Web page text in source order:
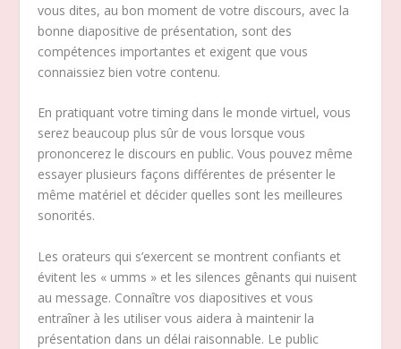
vous dites, au bon moment de votre discours, avec la
bonne diapositive de présentation, sont des
compétences importantes et exigent que vous
connaissiez bien votre contenu.
En pratiquant votre timing dans le monde virtuel, vous
serez beaucoup plus sûr de vous lorsque vous
prononcerez le discours en public. Vous pouvez même
essayer plusieurs façons différentes de présenter le
même matériel et décider quelles sont les meilleures
sonorités.
Les orateurs qui s’exercent se montrent confiants et
évitent les « umms » et les silences gênants qui nuisent
au message. Connaître vos diapositives et vous
entraîner à les utiliser vous aidera à maintenir la
présentation dans un délai raisonnable. Le public